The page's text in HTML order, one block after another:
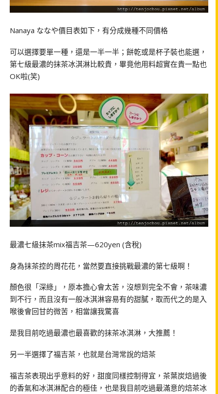
Nanaya ななや價目表如下，有分成幾種不同價格
可以選擇要單一種，還是一半一半；餅乾或是杯子裝也能選，
第七級最濃的抹茶冰淇淋比較貴，畢竟他用料超實在貴一點也
OK啦(笑)
最濃七級抹茶mix福吉茶—620yen (含稅)
身為抹茶控的周花花，當然要直接挑戰最濃的第七級啊！
顏色很「深綠」，原本擔心會太苦，沒想到完全不會，茶味濃
到不行，而且沒有一般冰淇淋容易有的甜膩，取而代之的是入
喉後會回甘的微苦，相當讓我驚喜
是我目前吃過最濃也最喜歡的抹茶冰淇淋，大推薦！
另一半選擇了福吉茶，也就是台灣常說的焙茶
福吉茶表現出乎意料的好，甜度同樣控制得宜，茶葉炭焙過後
的香氣和冰淇淋配合的極佳，也是我目前吃過最滿意的焙茶冰